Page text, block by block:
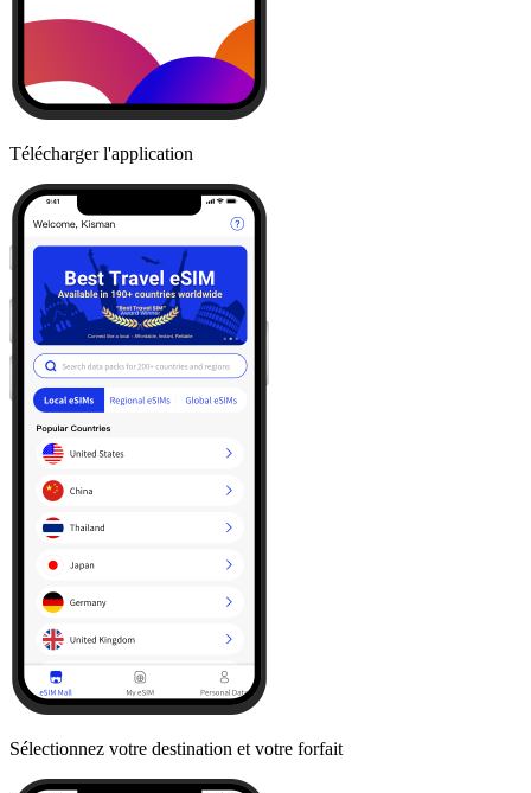
Télécharger l'application
Sélectionnez votre destination et votre forfait